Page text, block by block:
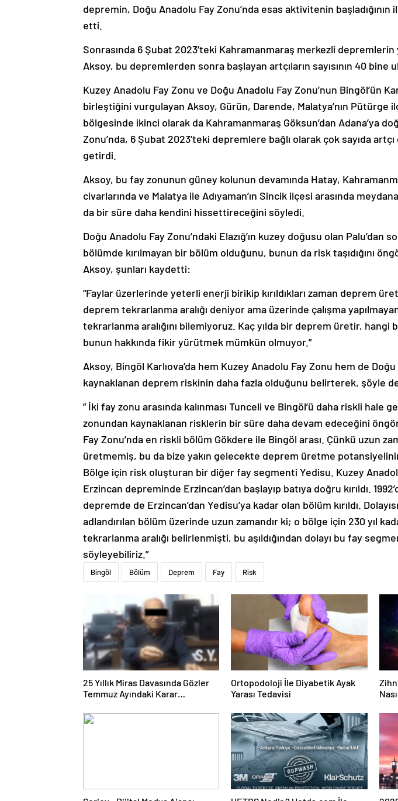
depremin, Doğu Anadolu Fay Zonu’nda esas aktivitenin
etti.
Sonrasında 6 Şubat 2023’teki Kahramanmaraş merkezli depremlerin
Aksoy, bu depremlerden sonra başlayan artçıların sayısının 40 bine
Kuzey Anadolu Fay Zonu ve Doğu Anadolu Fay Zonu’nun Bingöl’ün
birleştiğini vurgulayan Aksoy, Gürün, Darende, Malatya’nın Pütürge
bölgesinde ikinci olarak da Kahramanmaraş Göksun’dan Adana’ya
Zonu’nda, 6 Şubat 2023’teki depremlere bağlı olarak çok sayıda artçı
getirdi.
Aksoy, bu fay zonunun güney kolunun devamında Hatay,
civarlarında ve Malatya ile Adıyaman’ın Sincik ilçesi arasında
da bir süre daha kendini hissettireceğini söyledi.
Doğu Anadolu Fay Zonu’ndaki Elazığ’ın kuzey doğusu olan Palu’dan
bölümde kırılmayan bir bölüm olduğunu, bunun da risk taşıdığını
Aksoy, şunları kaydetti:
“Faylar üzerlerinde yeterli enerji birikip kırıldıkları zaman deprem
deprem tekrarlanma aralığı deniyor ama üzerinde çalışma
tekrarlanma aralığını bilemiyoruz. Kaç yılda bir deprem üretir,
bunun hakkında fikir yürütmek mümkün olmuyor.”
Aksoy, Bingöl Karlıova’da hem Kuzey Anadolu Fay Zonu hem de
kaynaklanan deprem riskinin daha fazla olduğunu belirterek, şöyle
” İki fay zonu arasında kalınması Tunceli ve Bingöl’ü daha riskli hale
zonundan kaynaklanan risklerin bir süre daha devam edeceğini
Fay Zonu’nda en riskli bölüm Gökdere ile Bingöl arası. Çünkü uzun
üretmemiş, bu da bize yakın gelecekte deprem üretme
Bölge için risk oluşturan bir diğer fay segmenti Yedisu. Kuzey
Erzincan depreminde Erzincan’dan başlayıp batıya doğru kırıldı.
depremde de Erzincan’dan Yedisu’ya kadar olan bölüm kırıldı.
adlandırılan bölüm üzerinde uzun zamandır ki; o bölge için 230 yıl
tekrarlanma aralığı belirlenmişti, bu aşıldığından dolayı bu fay
söyleyebiliriz.”
Bingöl Bölüm Deprem Fay Risk
25 Yıllık Miras Davasında Gözler
Temmuz Ayındaki Karar
Ortopodoloji İle Diyabetik Ayak
Yarası Tedavisi